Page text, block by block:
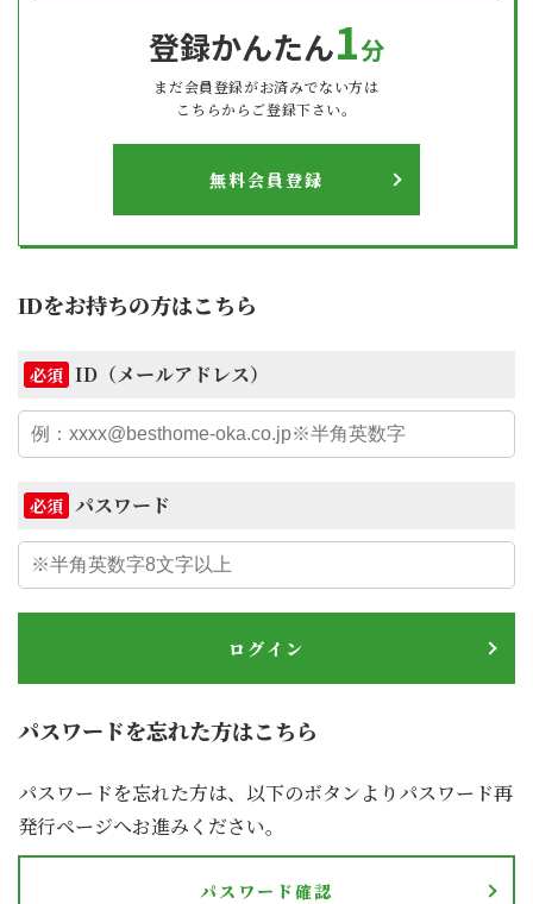
登録かんたん1分
まだ会員登録がお済みでない方は
こちらからご登録下さい。
無料会員登録
IDをお持ちの方はこちら
必須 ID（メールアドレス）
必須 パスワード
ログイン
パスワードを忘れた方はこちら
パスワードを忘れた方は、以下のボタンよりパスワード再
発行ページへお進みください。
パスワード確認